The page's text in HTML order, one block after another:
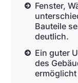
Fenster,
Bauteile
deutlich.
Ein guter
des